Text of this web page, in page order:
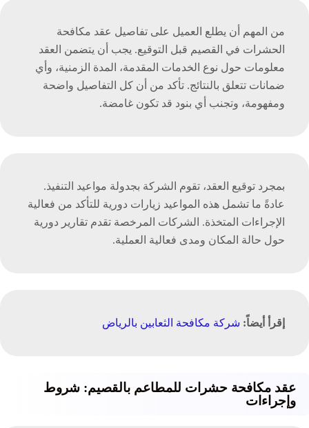
من المهم أن يطلع العميل على تفاصيل عقد مكافحة
الحشرات في القصيم قبل التوقيع. يجب أن يتضمن العقد
معلومات حول نوع الخدمات المقدمة، المدة الزمنية، وأي
ضمانات تتعلق بالنتائج. تأكد من أن كل التفاصيل واضحة
ومفهومة، وتجنب أي بنود قد تكون غامضة.
بمجرد توقيع العقد، تقوم الشركة بجدولة مواعيد التنفيذ.
عادةً ما تشمل هذه المواعيد زيارات دورية للتأكد من فعالية
الإجراءات المتخذة. الشركات المرخصة تقدم تقارير دورية
حول حالة المكان ومدى فعالية العملية.
إقرأ أيضاً: شركة مكافحة الثعابين بالرياض
عقد مكافحة حشرات للمطاعم بالقصيم: شروط
وإجراءات